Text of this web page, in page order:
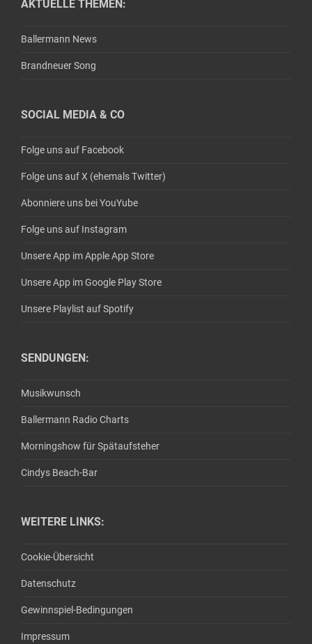
AKTUELLE THEMEN:
Ballermann News
Brandneuer Song
SOCIAL MEDIA & CO
Folge uns auf Facebook
Folge uns auf X (ehemals Twitter)
Abonniere uns bei YouYube
Folge uns auf Instagram
Unsere App im Apple App Store
Unsere App im Google Play Store
Unsere Playlist auf Spotify
SENDUNGEN:
Musikwunsch
Ballermann Radio Charts
Morningshow für Spätaufsteher
Cindys Beach-Bar
WEITERE LINKS:
Cookie-Übersicht
Datenschutz
Gewinnspiel-Bedingungen
Impressum